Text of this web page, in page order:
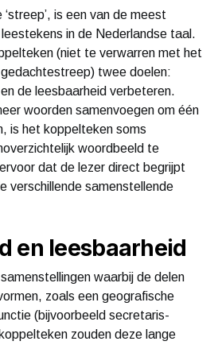
is een van de meest
in de Nederlandse taal.
(niet te verwarren met het
twee doelen:
de leesbaarheid verbeteren.
woorden samenvoegen om één
is het koppelteken soms
woordbeeld te
dat de lezer direct begrijpt
verschillende samenstellende
en leesbaarheid
waarbij de delen
zoals een geografische
(bijvoorbeeld secretaris-
zouden deze lange